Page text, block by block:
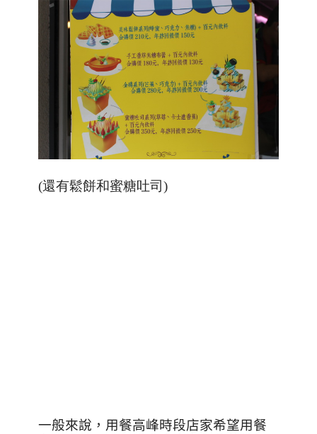
(還有鬆餅和蜜糖吐司)
一般來說，用餐高峰時段店家希望用餐